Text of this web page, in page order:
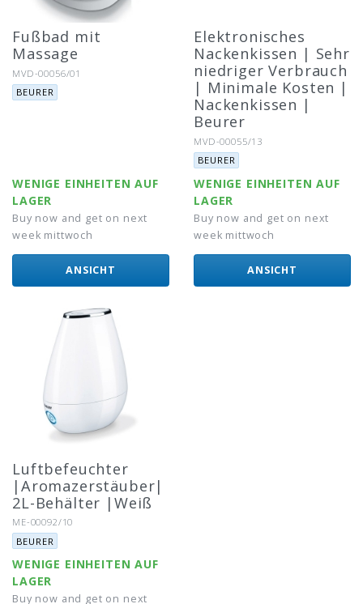
Fußbad mit
Massage
Artikel-Nr.:
MVD-00056/01
Marke:
BEURER
WENIGE EINHEITEN AUF
LAGER
Buy now and get on next
week mittwoch
ANSICHT
Elektronisches
Nackenkissen | Sehr
niedriger Verbrauch
| Minimale Kosten |
Nackenkissen |
Beurer
Artikel-Nr.:
MVD-00055/13
Marke:
BEURER
WENIGE EINHEITEN AUF
LAGER
Buy now and get on next
week mittwoch
ANSICHT
Luftbefeuchter
|Aromazerstäuber|
2L-Behälter |Weiß
Artikel-Nr.:
ME-00092/10
Marke:
BEURER
WENIGE EINHEITEN AUF
LAGER
Buy now and get on next